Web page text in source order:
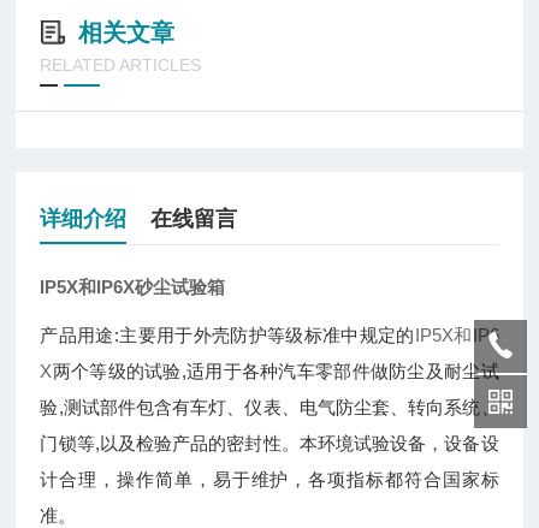
相关文章
RELATED ARTICLES
详细介绍 在线留言
IP5X和IP6X砂尘试验箱
产品用途:主要用于外壳防护等级标准中规定的IP5X和IP6
X两个等级的试验,适用于各种汽车零部件做防尘及耐尘试
验,测试部件包含有车灯、仪表、电气防尘套、转向系统、
门锁等,以及检验产品的密封性。本环境试验设备，设备设
计合理，操作简单，易于维护，各项指标都符合国家标
准。